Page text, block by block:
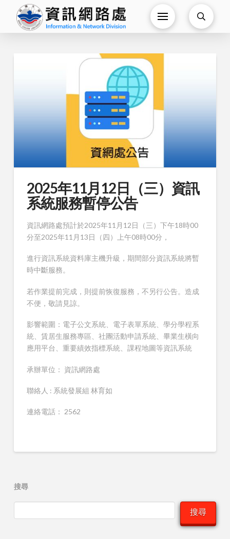
2025年11月12日（三）資訊
系統服務暫停公告
資訊網路處預計於2025年11月12日（三）下午18時00
分至2025年11月13日（四）上午08時00分，
進行資訊系統資料庫主機升級，期間部分資訊系統將暫
時中斷服務。
若作業提前完成，則提前恢復服務，不另行公告。造成
不便，敬請見諒。
影響範圍：電子公文系統、電子表單系統、學分學程系
統、賃居生服務專區、社團活動申請系統、畢業生橫向
應用平台、重要績效指標系統、課程地圖等資訊系統
承辦單位： 資訊網路處
聯絡人 : 系統發展組 林育如
連絡電話： 2562
搜尋
搜尋